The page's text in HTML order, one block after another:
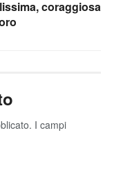
coraggiosa
I campi